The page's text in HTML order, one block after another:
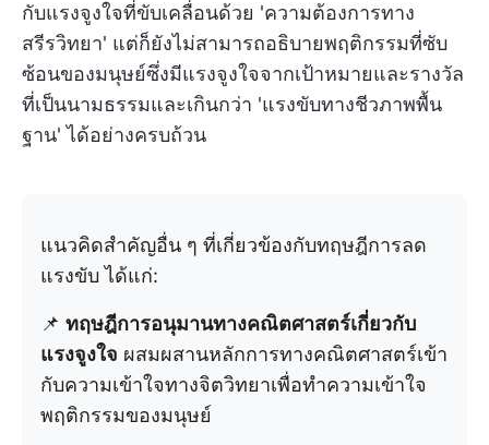
กับแรงจูงใจที่ขับเคลื่อนด้วย 'ความต้องการทาง
สรีรวิทยา' แต่ก็ยังไม่สามารถอธิบายพฤติกรรมที่ซับ
ซ้อนของมนุษย์ซึ่งมีแรงจูงใจจากเป้าหมายและรางวัล
ที่เป็นนามธรรมและเกินกว่า 'แรงขับทางชีวภาพพื้น
ฐาน' ได้อย่างครบถ้วน
แนวคิดสำคัญอื่น ๆ ที่เกี่ยวข้องกับทฤษฎีการลด
แรงขับ ได้แก่:
📌 ทฤษฎีการอนุมานทางคณิตศาสตร์เกี่ยวกับ
แรงจูงใจ ผสมผสานหลักการทางคณิตศาสตร์เข้า
กับความเข้าใจทางจิตวิทยาเพื่อทำความเข้าใจ
พฤติกรรมของมนุษย์